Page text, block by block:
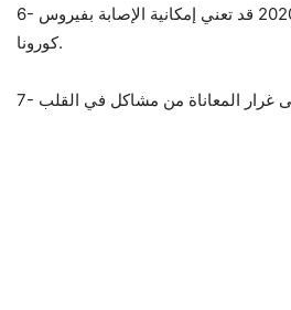
6- زلة برد في بداية سنة 2020 قد تعني إمكانية الإصابة بفيروس
كورونا.
غرار المعاناة من مشاكل في القلب